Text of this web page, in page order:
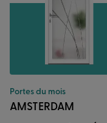
Portes du mois
AMSTERDAM